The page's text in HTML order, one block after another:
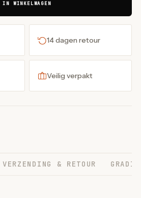
IN WINKELWAGEN
14 dagen retour
Veilig verpakt
VERZENDING & RETOUR